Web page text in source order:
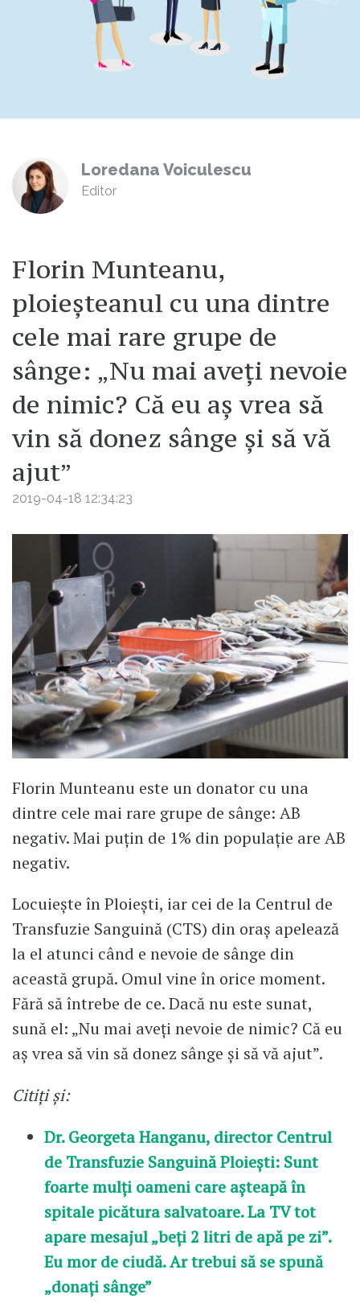
Loredana Voiculescu
Editor
Florin Munteanu,
ploieșteanul cu una dintre
cele mai rare grupe de
sânge: „Nu mai aveți nevoie
de nimic? Că eu aș vrea să
vin să donez sânge și să vă
ajut”
2019-04-18 12:34:23
Florin Munteanu este un donator cu una
dintre cele mai rare grupe de sânge: AB
negativ. Mai puțin de 1% din populație are AB
negativ.
Locuiește în Ploiești, iar cei de la Centrul de
Transfuzie Sanguină (CTS) din oraș apelează
la el atunci când e nevoie de sânge din
această grupă. Omul vine în orice moment.
Fără să întrebe de ce. Dacă nu este sunat,
sună el: „Nu mai aveți nevoie de nimic? Că eu
aș vrea să vin să donez sânge și să vă ajut”.
Citiți și:
Dr. Georgeta Hanganu, director Centrul
de Transfuzie Sanguină Ploiești: Sunt
foarte mulți oameni care așteapă în
spitale picătura salvatoare. La TV tot
apare mesajul „beți 2 litri de apă pe zi”.
Eu mor de ciudă. Ar trebui să se spună
„donați sânge”